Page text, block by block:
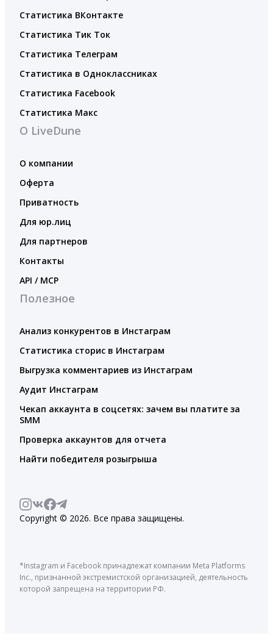
Статистика ВКонтакте
Статистика Тик Ток
Статистика Телеграм
Статистика в Одноклассниках
Статистика Facebook
Статистика Макс
О LiveDune
О компании
Оферта
Приватность
Для юр.лиц
Для партнеров
Контакты
API / MCP
Полезное
Анализ конкурентов в Инстаграм
Статистика сторис в Инстаграм
Выгрузка комментариев из Инстаграм
Аудит Инстаграм
Чекап аккаунта в соцсетях: зачем вы платите за
SMM
Проверка аккаунтов для отчета
Найти победителя розыгрыша
Copyright © 2026. Все права защищены.
*Instagram и Facebook принадлежат компании Meta Platforms
Inc., признанной экстремистской организацией, деятельность
которой запрещена на территории РФ.